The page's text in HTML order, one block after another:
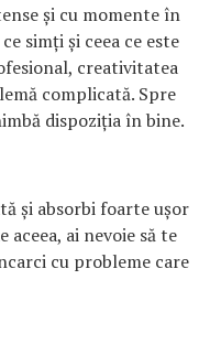
și cu momente în
simți și ceea ce este
creativitatea
complicată. Spre
dispoziția în bine.
și absorbi foarte ușor
ai nevoie să te
cu probleme care